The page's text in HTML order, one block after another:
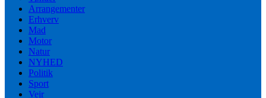
Arrangementer
Erhverv
Mad
Motor
Natur
NYHED
Politik
Sport
Vejr